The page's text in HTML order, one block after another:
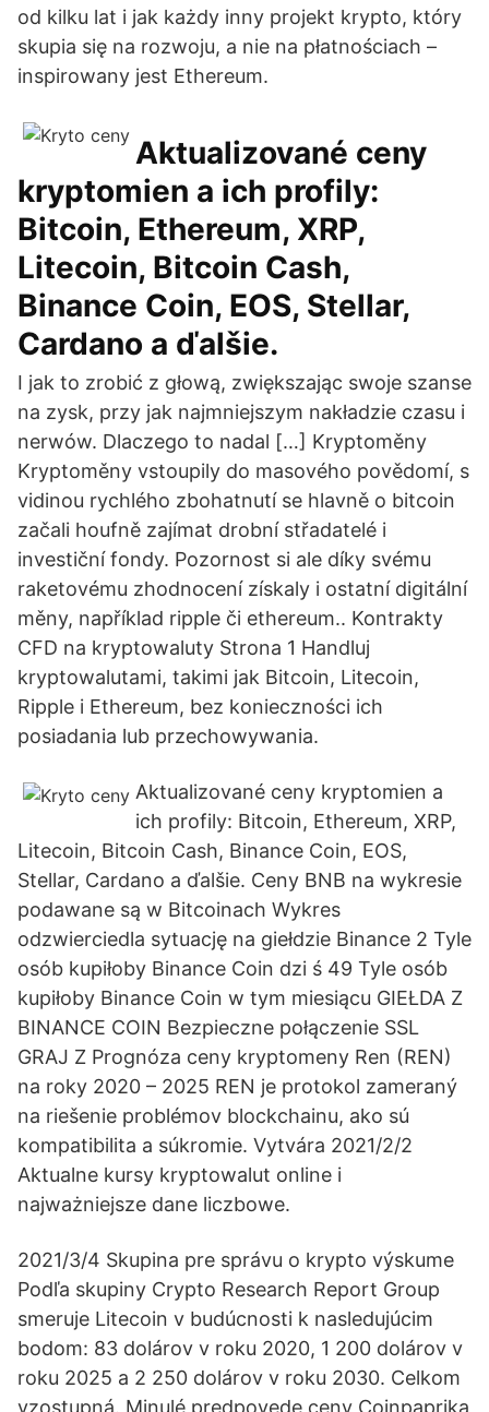
od kilku lat i jak każdy inny projekt krypto, który
skupia się na rozwoju, a nie na płatnościach –
inspirowany jest Ethereum.
Aktualizované ceny
kryptomien a ich profily:
Bitcoin, Ethereum, XRP,
Litecoin, Bitcoin Cash,
Binance Coin, EOS, Stellar,
Cardano a ďalšie.
I jak to zrobić z głową, zwiększając swoje szanse
na zysk, przy jak najmniejszym nakładzie czasu i
nerwów. Dlaczego to nadal […] Kryptoměny
Kryptoměny vstoupily do masového povědomí, s
vidinou rychlého zbohatnutí se hlavně o bitcoin
začali houfně zajímat drobní střadatelé i
investiční fondy. Pozornost si ale díky svému
raketovému zhodnocení získaly i ostatní digitální
měny, například ripple či ethereum.. Kontrakty
CFD na kryptowaluty Strona 1 Handluj
kryptowalutami, takimi jak Bitcoin, Litecoin,
Ripple i Ethereum, bez konieczności ich
posiadania lub przechowywania.
Aktualizované ceny kryptomien a
ich profily: Bitcoin, Ethereum, XRP,
Litecoin, Bitcoin Cash, Binance Coin, EOS,
Stellar, Cardano a ďalšie. Ceny BNB na wykresie
podawane są w Bitcoinach Wykres
odzwierciedla sytuację na giełdzie Binance 2 Tyle
osób kupiłoby Binance Coin dzi ś 49 Tyle osób
kupiłoby Binance Coin w tym miesiącu GIEŁDA Z
BINANCE COIN Bezpieczne połączenie SSL
GRAJ Z Prognóza ceny kryptomeny Ren (REN)
na roky 2020 – 2025 REN je protokol zameraný
na riešenie problémov blockchainu, ako sú
kompatibilita a súkromie. Vytvára 2021/2/2
Aktualne kursy kryptowalut online i
najważniejsze dane liczbowe.
2021/3/4 Skupina pre správu o krypto výskume
Podľa skupiny Crypto Research Report Group
smeruje Litecoin v budúcnosti k nasledujúcim
bodom: 83 dolárov v roku 2020, 1 200 dolárov v
roku 2025 a 2 250 dolárov v roku 2030. Celkom
vzostupná. Minulé predpovede ceny Coinpaprika